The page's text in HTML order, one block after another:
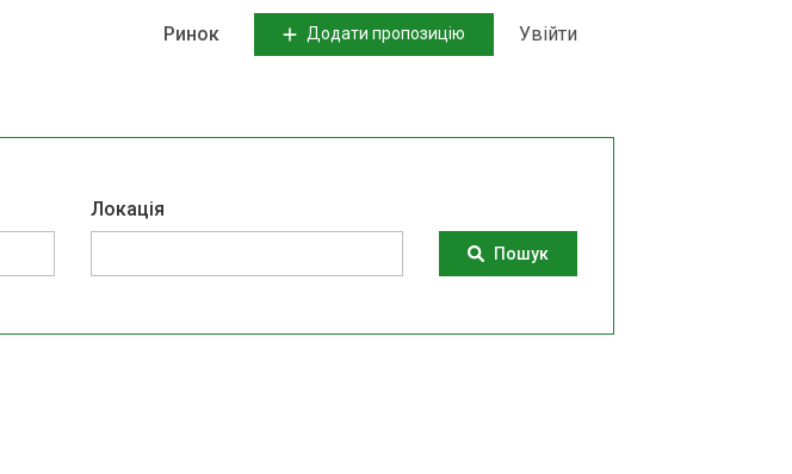
Ринок Додати пропозицію Увійти
Локація
Пошук